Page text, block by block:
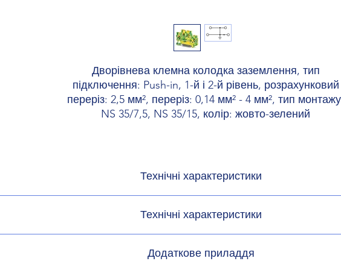
Дворівнева клемна колодка заземлення, тип
підключення: Push-in, 1-й і 2-й рівень, розрахунковий
переріз: 2,5 мм², переріз: 0,14 мм² - 4 мм², тип
NS 35/7,5, NS 35/15, колір: жовто-зелений
Технічні характеристики
Сімейство продуктів
Технічні характеристики
Додаткове приладдя